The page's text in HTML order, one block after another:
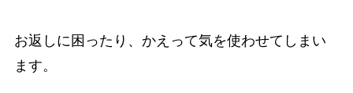
お返しに困ったり、かえって気を使わせてしまい
ます。